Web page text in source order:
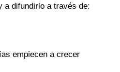
a difundirlo a través de:
empiecen a crecer